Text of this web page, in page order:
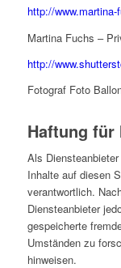
http://
Martina Fuchs –
http://
Fotograf Foto
Haftung für
Als
Inhalte auf diesen
verantwortlich.
Diensteanbieter
gespeicherte
Umständen zu
hinweisen.